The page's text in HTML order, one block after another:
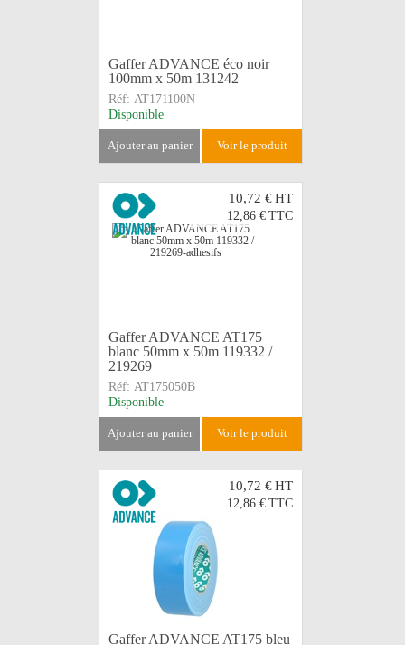
Gaffer ADVANCE éco noir
100mm x 50m 131242
Réf: AT171100N
Disponible
ajouter au panier voir le produit
10,72 €HT
12,86 € TTC
Gaffer ADVANCE AT175
blanc 50mm x 50m 119332 /
219269
Réf: AT175050B
Disponible
ajouter au panier voir le produit
10,72 €HT
12,86 € TTC
Gaffer ADVANCE AT175 bleu